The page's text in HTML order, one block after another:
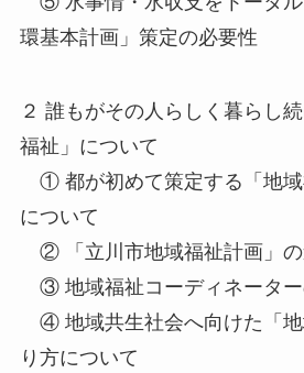
環基本計画」策定の必要性
２ 誰もがその人らしく暮らし
福祉」について
① 都が初めて策定する「地域
について
② 「立川市地域福祉計画」の
③ 地域福祉コーディネーター
④ 地域共生社会へ向けた「地
り方について